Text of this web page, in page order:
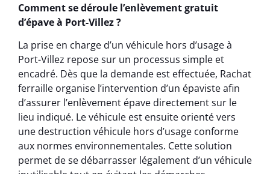
Comment se déroule l’enlèvement gratuit
d’épave à Port-Villez ?
La prise en charge d’un véhicule hors d’usage à
Port-Villez repose sur un processus simple et
encadré. Dès que la demande est effectuée, Rachat
ferraille organise l’intervention d’un épaviste afin
d’assurer l’enlèvement épave directement sur le
lieu indiqué. Le véhicule est ensuite orienté vers
une destruction véhicule hors d’usage conforme
aux normes environnementales. Cette solution
permet de se débarrasser légalement d’un véhicule